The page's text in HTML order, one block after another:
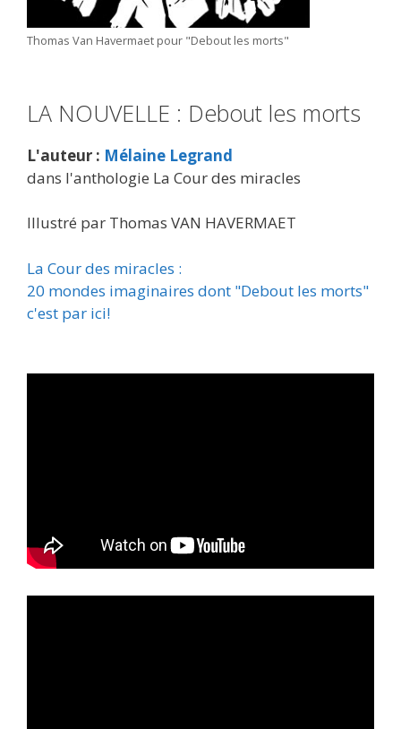
Thomas Van Havermaet pour "Debout les morts"
LA NOUVELLE : Debout les morts
L'auteur : Mélaine Legrand
dans l'anthologie La Cour des miracles
Illustré par Thomas VAN HAVERMAET
La Cour des miracles :
20 mondes imaginaires dont "Debout les morts"
c'est par ici!